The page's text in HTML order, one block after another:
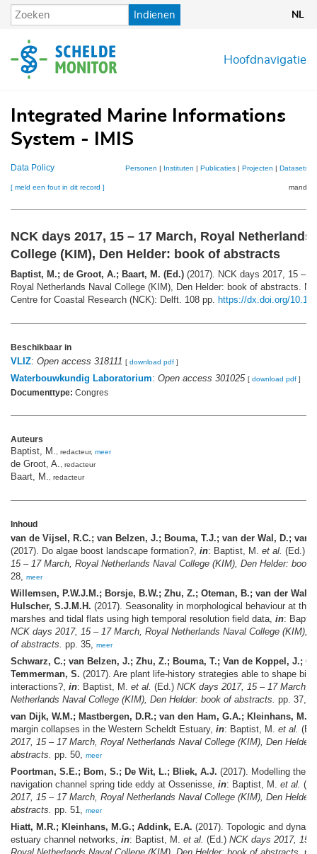
Overslaan
en
de
inhoud
Indienen NL
Hoofdnavigatie
Integrated Marine Informations
System - IMIS
Data Policy Personen | Instituten | Publicaties| Projecten | Datasets
[ meld een fout in dit record ] mandje
NCK days 2017, 15 – 17 March, Royal Netherlands
College (KIM), Den Helder: book of abstracts
Baptist, M.; de Groot, A.; Baart, M. (Ed.) (2017). NCK days 2017, 15 –
Royal Netherlands Naval College (KIM), Den Helder: book of abstracts.
Centre for Coastal Research (NCK): Delft. 108 pp. https://dx.doi.org/
Beschikbaar in
VLIZ: Open access 318111 [ download pdf ]
Waterbouwkundig Laboratorium: Open access 301025 [ download pdf ]
Documenttype: Congres
Auteurs
Baptist, M. , redacteur, meer
de Groot, A. , redacteur
Baart, M. , redacteur
Inhoud
van de Vijsel, R.C.; van Belzen, J.; Bouma, T.J.; van der Wal, D.; van
(2017). Do algae boost landscape formation?, in: Baptist, M. et al. (Ed.)
15 – 17 March, Royal Netherlands Naval College (KIM), Den Helder: book
28,
meer
Willemsen, P.W.J.M.; Borsje, B.W.; Zhu, Z.; Oteman, B.; van der Wal,
Hulscher, S.J.M.H. (2017). Seasonality in morphological behaviour at the
marshes and tidal flats using high temporal resolution field data, in:
NCK days 2017, 15 – 17 March, Royal Netherlands Naval College (KIM),
of abstracts. pp. 35, meer
Schwarz, C.; van Belzen, J.; Zhu, Z.; Bouma, T.; Van de Koppel, J.;
Temmerman, S. (2017). Are plant life-history strategies able to shape bio-
interactions?, in: Baptist, M. et al. (Ed.) NCK days 2017, 15 – 17 March,
Netherlands Naval College (KIM), Den Helder: book of abstracts. pp. 37,
van Dijk, W.M.; Mastbergen, D.R.; van den Ham, G.A.; Kleinhans, M.G.
margin collapses in the Western Scheldt Estuary, in: Baptist, M. et al.
2017, 15 – 17 March, Royal Netherlands Naval College (KIM), Den Helder:
abstracts. pp. 50, meer
Poortman, S.E.; Bom, S.; De Wit, L.; Bliek, A.J. (2017). Modelling the
navigation channel spring tide eddy at Ossenisse, in: Baptist, M. et al.
2017, 15 – 17 March, Royal Netherlands Naval College (KIM), Den Helder:
abstracts. pp. 51, meer
Hiatt, M.R.; Kleinhans, M.G.; Addink, E.A. (2017). Topologic and
estuary channel networks, in: Baptist, M. et al. (Ed.) NCK days 2017, 15